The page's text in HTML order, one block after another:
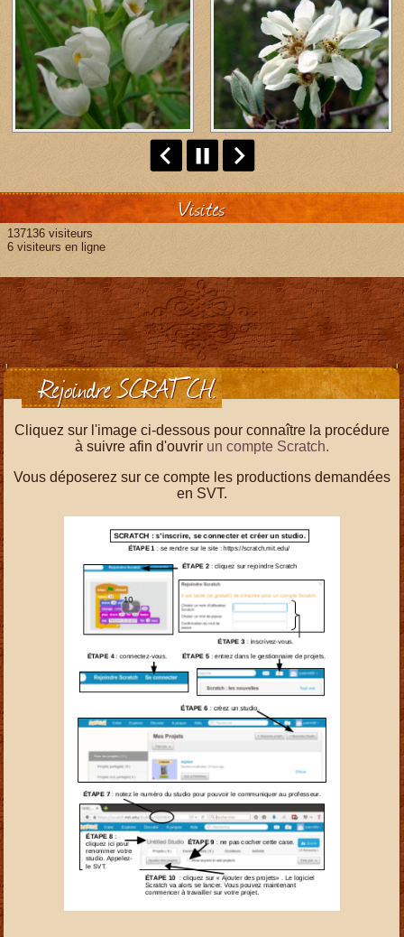
Visites
137136 visiteurs
6 visiteurs en ligne
Rejoindre SCRATCH.
Cliquez sur l'image ci-dessous pour connaître la procédure
à suivre afin d'ouvrir un compte Scratch.
Vous déposerez sur ce compte les productions demandées
en SVT.